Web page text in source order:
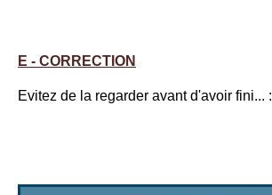
E - CORRECTION
Evitez de la regarder avant d'avoir fini... :